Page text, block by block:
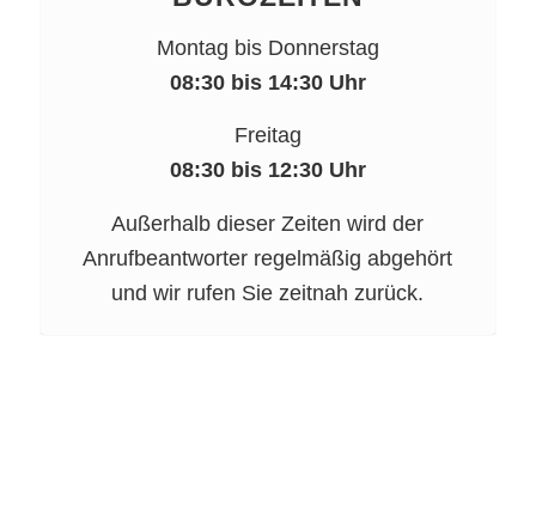
Montag bis Donnerstag
08:30 bis 14:30 Uhr
Freitag
08:30 bis 12:30 Uhr
Außerhalb dieser Zeiten wird der
Anrufbeantworter regelmäßig abgehört
und wir rufen Sie zeitnah zurück.